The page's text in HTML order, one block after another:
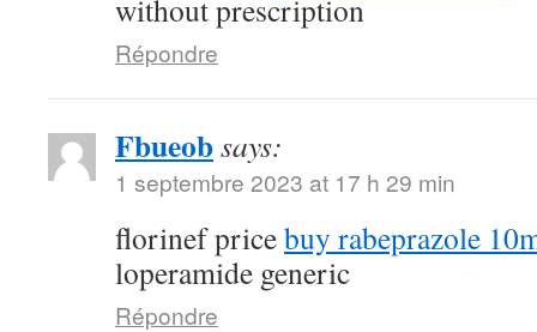
without prescription
Répondre
Fbueobsays:
1 septembre 2023 at 17 h 29 min
florinef pricebuy rabeprazole
loperamide generic
Répondre